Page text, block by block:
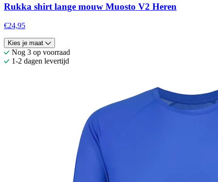
Rukka shirt lange mouw Muosto V2 Heren
€24,95
Kies je maat
Nog 3 op voorraad
1-2 dagen levertijd